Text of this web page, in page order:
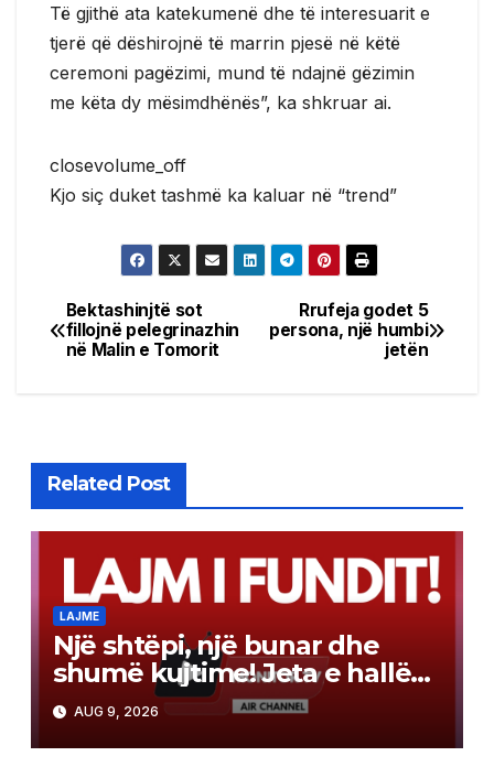
Të gjithë ata katekumenë dhe të interesuarit e
tjerë që dëshirojnë të marrin pjesë në këtë
ceremoni pagëzimi, mund të ndajnë gëzimin
me këta dy mësimdhënës”, ka shkruar ai.
closevolume_off
Kjo siç duket tashmë ka kaluar në “trend”
Post
navigation
Rrufeja godet 5
persona, një humbi
jetën
Bektashinjtë sot
fillojnë pelegrinazhin
në Malin e Tomorit
Related Post
LAJME
Një shtëpi, një bunar dhe
shumë kujtime! Jeta e hallës
Qamile, mes traditës dhe
vetmisë
AUG 9, 2026